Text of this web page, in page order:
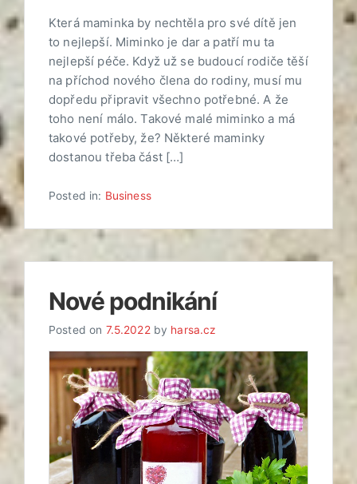
Která maminka by nechtěla pro své dítě jen
to nejlepší. Miminko je dar a patří mu ta
nejlepší péče. Když už se budoucí rodiče těší
na příchod nového člena do rodiny, musí mu
dopředu připravit všechno potřebné. A že
toho není málo. Takové malé miminko a má
takové potřeby, že? Některé maminky
dostanou třeba část […]
Posted in: Business
Nové podnikání
Posted on 7.5.2022by harsa.cz